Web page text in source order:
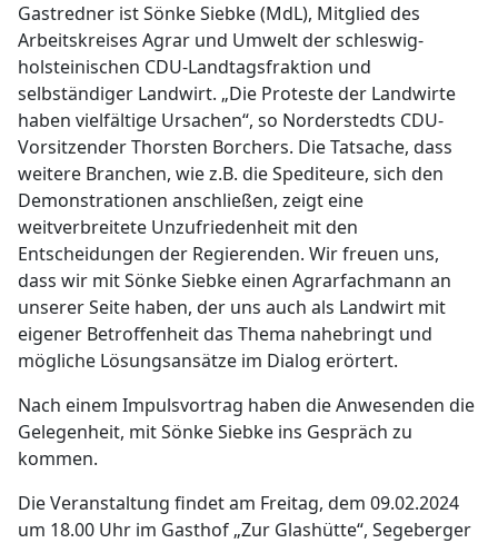
Gastredner ist Sönke Siebke (MdL), Mitglied des
Arbeitskreises Agrar und Umwelt der schleswig-
holsteinischen CDU-Landtagsfraktion und
selbständiger Landwirt. „Die Proteste der Landwirte
haben vielfältige Ursachen“, so Norderstedts CDU-
Vorsitzender Thorsten Borchers. Die Tatsache, dass
weitere Branchen, wie z.B. die Spediteure, sich den
Demonstrationen anschließen, zeigt eine
weitverbreitete Unzufriedenheit mit den
Entscheidungen der Regierenden. Wir freuen uns,
dass wir mit Sönke Siebke einen Agrarfachmann an
unserer Seite haben, der uns auch als Landwirt mit
eigener Betroffenheit das Thema nahebringt und
mögliche Lösungsansätze im Dialog erörtert.
Nach einem Impulsvortrag haben die Anwesenden die
Gelegenheit, mit Sönke Siebke ins Gespräch zu
kommen.
Die Veranstaltung findet am Freitag, dem 09.02.2024
um 18.00 Uhr im Gasthof „Zur Glashütte“, Segeberger